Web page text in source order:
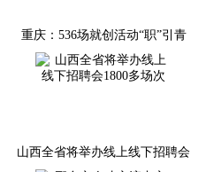
重庆：536场就创活动“职”引青
年奔赴山海
山西全省将举办线上线下招聘会